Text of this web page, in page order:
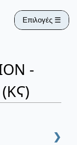
Επιλογές ☰
-
❯